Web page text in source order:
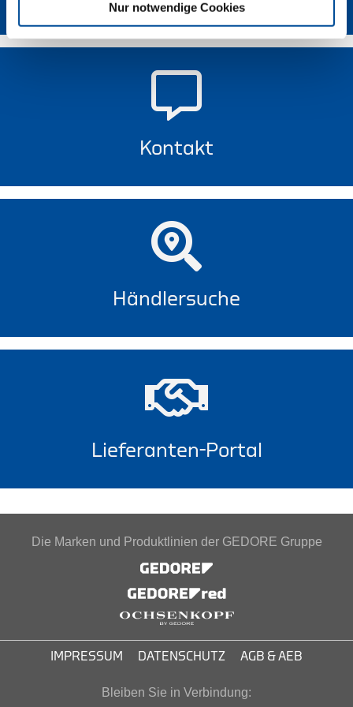
Nur notwendige Cookies
Kontakt
Händlersuche
Lieferanten-Portal
Die Marken und Produktlinien der GEDORE Gruppe
IMPRESSUM DATENSCHUTZ AGB & AEB
Bleiben Sie in Verbindung: